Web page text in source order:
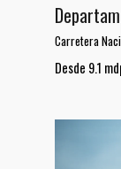
Carretera
Desde 9.1